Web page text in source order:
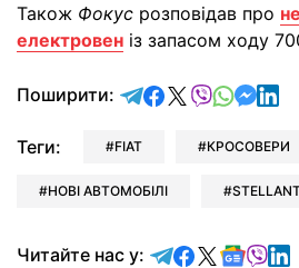
Також Фокус розповідав про
електровен із запасом ходу
Поширити: відправити у
поділитись у
поділитись у
Теги: FIAT КРОСОВЕРИ
НОВІ АВТОМОБІЛІ
Читайте нас у: Читайте у
Читайте у
Читайте